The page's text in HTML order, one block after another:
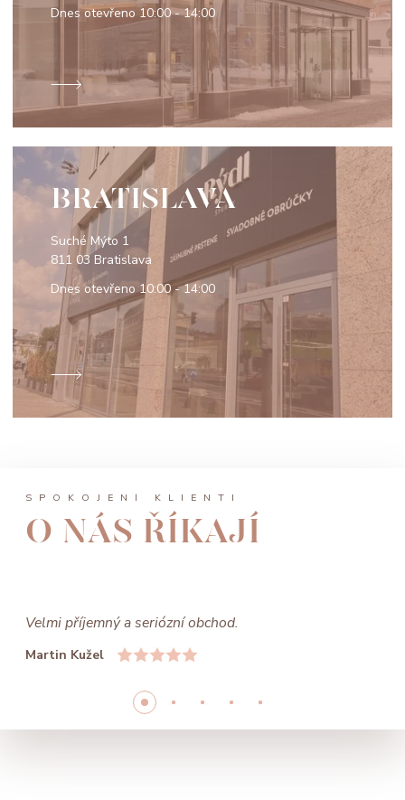
Dnes otevřeno 10:00 - 14:00
BRATISLAVA
Suché Mýto 1
811 03 Bratislava
Dnes otevřeno10:00 - 14:00
SPOKOJENÍ KLIENTI
O NÁS ŘÍKAJÍ
Velmi příjemný a seriózní obchod.
Martin Kužel